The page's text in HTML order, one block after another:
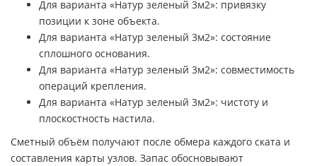
Для варианта «Натур зеленый 3м2»: привязку
позиции к зоне объекта.
Для варианта «Натур зеленый 3м2»: состояние
сплошного основания.
Для варианта «Натур зеленый 3м2»: совместимость
операций крепления.
Для варианта «Натур зеленый 3м2»: чистоту и
плоскостность настила.
Сметный объём получают после обмера каждого ската и
составления карты узлов. Запас обосновывают